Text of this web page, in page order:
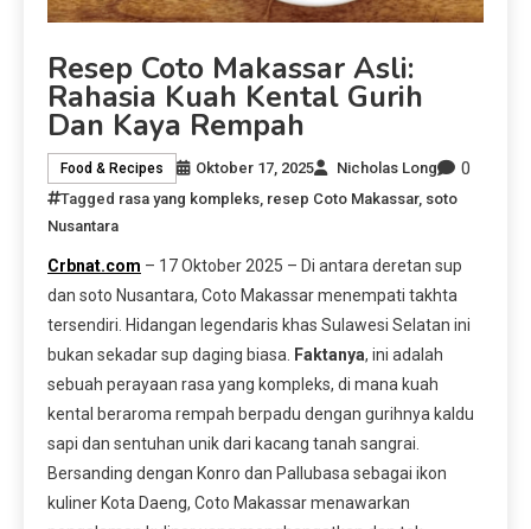
Resep Coto Makassar Asli:
Rahasia Kuah Kental Gurih
Dan Kaya Rempah
Food & Recipes Oktober 17, 2025 Nicholas Long 0
Tagged rasa yang kompleks resep Coto Makassar, soto
Nusantara
Crbnat.com – 17 Oktober 2025 – Di antara deretan sup
dan soto Nusantara, Coto Makassar menempati takhta
tersendiri. Hidangan legendaris khas Sulawesi Selatan ini
bukan sekadar sup daging biasa.
Faktanya, ini adalah
sebuah perayaan rasa yang kompleks, di mana kuah
kental beraroma rempah berpadu dengan gurihnya kaldu
sapi dan sentuhan unik dari kacang tanah sangrai.
Bersanding dengan Konro dan Pallubasa sebagai ikon
kuliner Kota Daeng, Coto Makassar menawarkan